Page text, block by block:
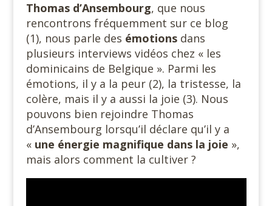
Thomas d’Ansembourg, que nous
rencontrons fréquemment sur ce blog
(1), nous parle des émotionsdans
plusieurs interviews vidéos chez « les
dominicains de Belgique ». Parmi les
émotions, il y a la peur (2), la tristesse, la
colère, mais il y a aussi la joie (3). Nous
pouvons bien rejoindre Thomas
d’Ansembourg lorsqu’il déclare qu’il y a
« une énergie magnifique dans la joie »,
mais alors comment la cultiver ?